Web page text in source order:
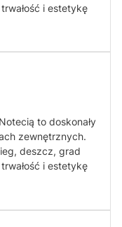
i estetykę
to doskonały
zewnętrznych.
deszcz, grad
i estetykę